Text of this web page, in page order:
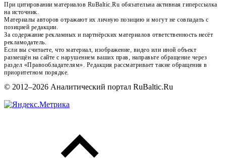
При цитировании материалов RuBaltic.Ru обязательна активная гиперссылка
на источник.
Материалы авторов отражают их личную позицию и могут не совпадать с
позицией редакции.
За содержание рекламных и партнёрских материалов ответственность несёт
рекламодатель.
Если вы считаете, что материал, изображение, видео или иной объект
размещён на сайте с нарушением ваших прав, направьте обращение через
раздел «Правообладателям». Редакция рассматривает такие обращения в
приоритетном порядке.
© 2012–2026 Аналитический портал RuBaltic.Ru